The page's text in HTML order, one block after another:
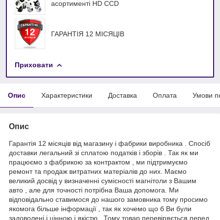
асортименті HD ССD
ГАРАНТІЯ 12 МІСЯЦІВ
Приховати
Опис Характеристики Доставка Оплата Умови
Опис
Гарантія 12 місяців від магазину і фабрики виробника . Спосіб
доставки легальний зі сплатою податків і зборів . Так як ми
працюємо з фабрикою за контрактом , ми підтримуємо
ремонт та продаж витратних матеріалів до них. Маємо
великий досвід у визначенні сумісності магнітоли з Вашим
авто , але для точності потрібна Ваша допомога. Ми
відповідально ставимося до нашого замовника тому просимо
якомога більше інформації , так як хочемо що б Ви були
задоволені і цінною і якістю . Тому товар перевіряється перед